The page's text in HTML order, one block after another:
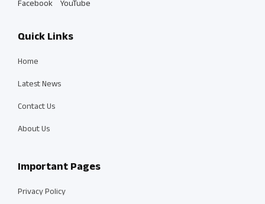
Facebook YouTube
Quick Links
Home
Latest News
Contact Us
About Us
Important Pages
Privacy Policy